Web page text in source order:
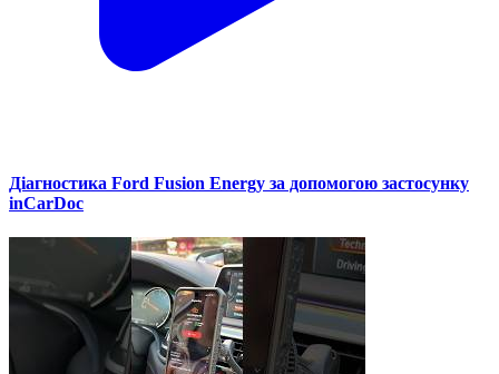
Діагностика Ford Fusion Energy за допомогою застосунку
inCarDoc